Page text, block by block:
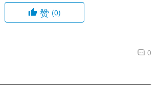
赞 (0)
0